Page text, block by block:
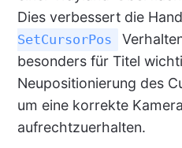
Dies verbessert die
SetCursorPos
besonders für Titel
Neupositionierung des
um eine korrekte
aufrechtzuerhalten.